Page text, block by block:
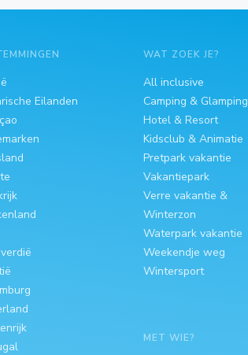
Eilanden
WAT ZOEK JE?
All inclusive
Camping & Glamping
Hotel & Resort
Kidsclub & Animatie
Pretpark vakantie
Vakantiepark
Verre vakantie &
Winterzon
Waterpark vakantie
Weekendje weg
Wintersport
MET WIE?